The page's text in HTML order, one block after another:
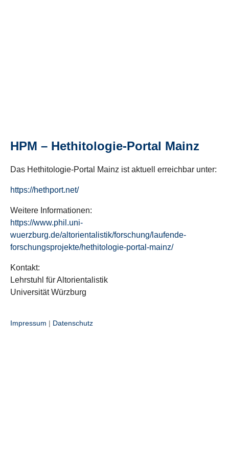
HPM – Hethitologie-Portal Mainz
Das Hethitologie-Portal Mainz ist aktuell erreichbar unter:
https://hethport.net/
Weitere Informationen:
https://www.phil.uni-
wuerzburg.de/altorientalistik/forschung/laufende-
forschungsprojekte/hethitologie-portal-mainz/
Kontakt:
Lehrstuhl für Altorientalistik
Universität Würzburg
Impressum | Datenschutz